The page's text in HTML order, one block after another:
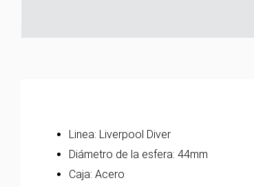
Linea: Liverpool Diver
Diámetro de la esfera: 44mm
Caja: Acero